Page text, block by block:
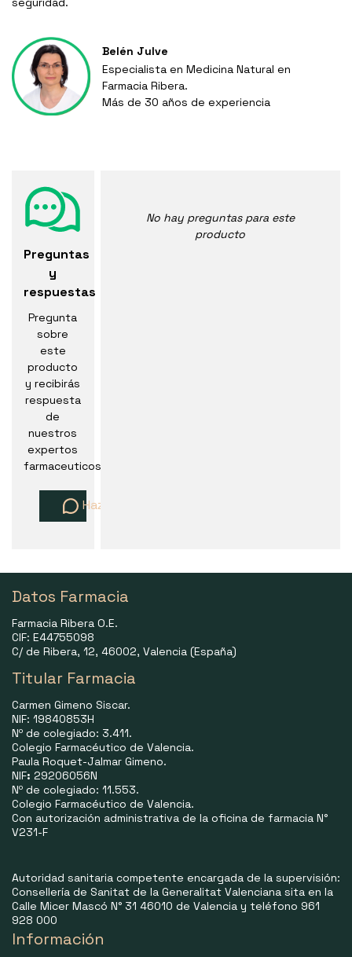
Belén Julve
Especialista en Medicina Natural en
Farmacia Ribera.
Más de 30 años de experiencia
Preguntas
y
respuestas
Pregunta
sobre
este
producto
y recibirás
respuesta
de
nuestros
expertos
farmaceuticos
Haz una pregunta
No hay preguntas para este
producto
Datos Farmacia
Farmacia Ribera O.E.
CIF: E44755098
C/ de Ribera, 12, 46002, Valencia (España)
Titular Farmacia
Carmen Gimeno Siscar.
NIF: 19840853H
Nº de colegiado: 3.411.
Colegio Farmacéutico de Valencia.
Paula Roquet-Jalmar Gimeno.
NIF: 29206056N
Nº de colegiado: 11.553.
Colegio Farmacéutico de Valencia.
Con autorización administrativa de la oficina de farmacia N°
V231-F
Autoridad sanitaria competente encargada de la supervisión:
Consellería de Sanitat de la Generalitat Valenciana sita en la
Calle Micer Mascó N° 31 46010 de Valencia y teléfono 961
928 000
Información